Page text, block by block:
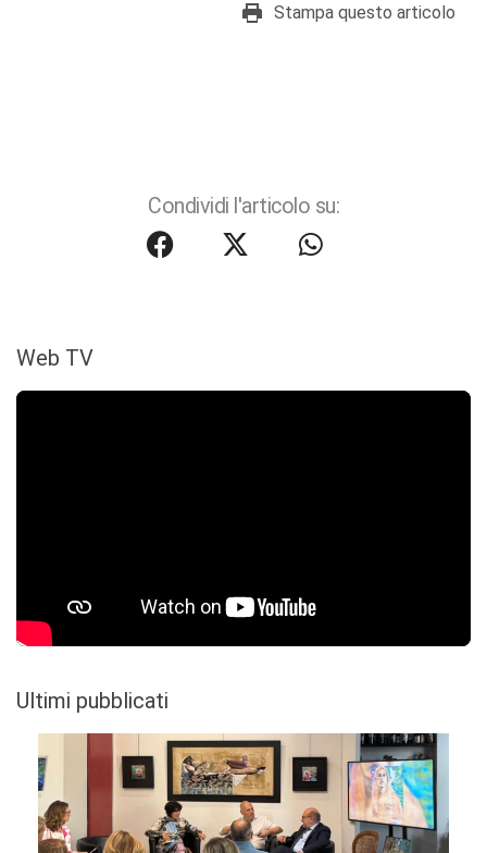
Stampa questo articolo
Condividi l'articolo su:
Web TV
Ultimi pubblicati